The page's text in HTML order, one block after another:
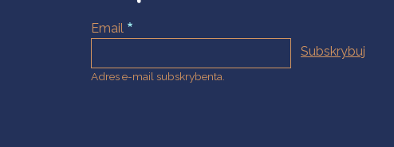
Email
Adres e-mail subskrybenta.